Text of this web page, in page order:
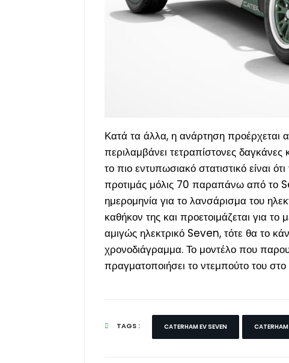
Κατά τα άλλα, η ανάρτηση
περιλαμβάνει τετραπίστονες
το πιο εντυπωσιακό στατιστικό είναι
προτιμάς μόλις 70 παραπάνω από το
ημερομηνία για το λανσάρισμα του
καθήκον της και προετοιμάζεται για
αμιγώς ηλεκτρικό Seven, τότε θα το
χρονοδιάγραμμα. Το μοντέλο που
πραγματοποιήσει το ντεμπούτο του
TAGS : CATERHAM EV SEVEN CATERHAM